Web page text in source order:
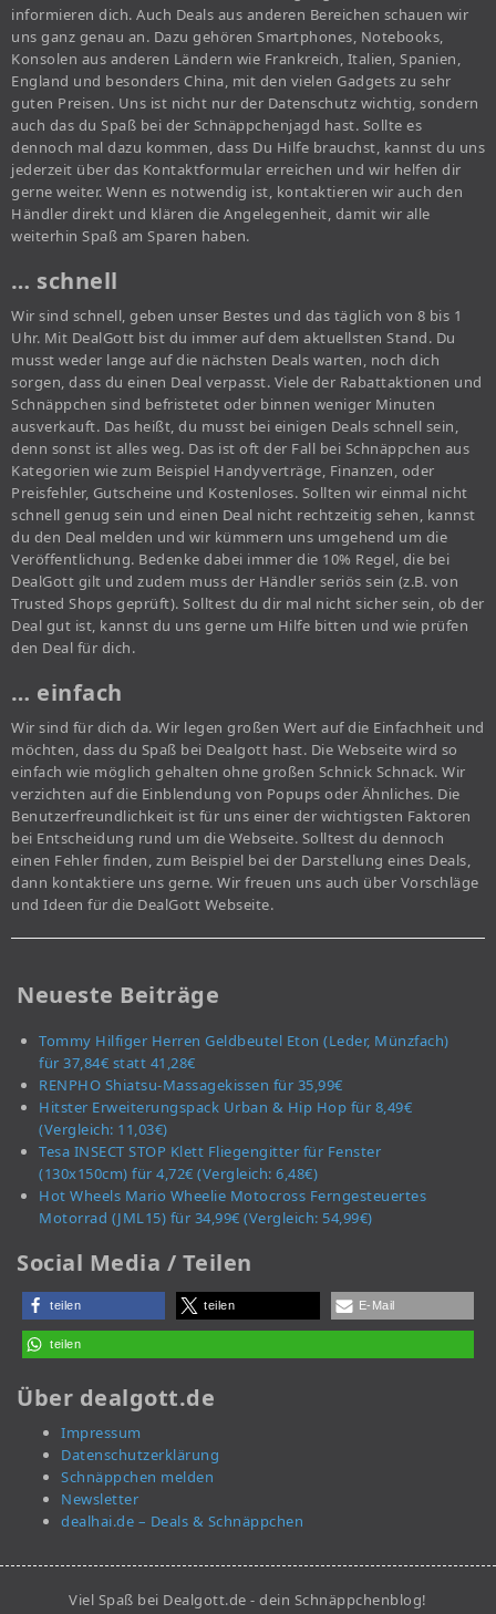
informieren dich. Auch Deals aus anderen Bereichen schauen wir
uns ganz genau an. Dazu gehören Smartphones, Notebooks,
Konsolen aus anderen Ländern wie Frankreich, Italien, Spanien,
England und besonders China, mit den vielen Gadgets zu sehr
guten Preisen. Uns ist nicht nur der Datenschutz wichtig, sondern
auch das du Spaß bei der Schnäppchenjagd hast. Sollte es
dennoch mal dazu kommen, dass Du Hilfe brauchst, kannst du uns
jederzeit über das Kontaktformular erreichen und wir helfen dir
gerne weiter. Wenn es notwendig ist, kontaktieren wir auch den
Händler direkt und klären die Angelegenheit, damit wir alle
weiterhin Spaß am Sparen haben.
… schnell
Wir sind schnell, geben unser Bestes und das täglich von 8 bis 1
Uhr. Mit DealGott bist du immer auf dem aktuellsten Stand. Du
musst weder lange auf die nächsten Deals warten, noch dich
sorgen, dass du einen Deal verpasst. Viele der Rabattaktionen und
Schnäppchen sind befristetet oder binnen weniger Minuten
ausverkauft. Das heißt, du musst bei einigen Deals schnell sein,
denn sonst ist alles weg. Das ist oft der Fall bei Schnäppchen aus
Kategorien wie zum Beispiel Handyverträge, Finanzen, oder
Preisfehler, Gutscheine und Kostenloses. Sollten wir einmal nicht
schnell genug sein und einen Deal nicht rechtzeitig sehen, kannst
du den Deal melden und wir kümmern uns umgehend um die
Veröffentlichung. Bedenke dabei immer die 10% Regel, die bei
DealGott gilt und zudem muss der Händler seriös sein (z.B. von
Trusted Shops geprüft). Solltest du dir mal nicht sicher sein, ob der
Deal gut ist, kannst du uns gerne um Hilfe bitten und wie prüfen
den Deal für dich.
… einfach
Wir sind für dich da. Wir legen großen Wert auf die Einfachheit und
möchten, dass du Spaß bei Dealgott hast. Die Webseite wird so
einfach wie möglich gehalten ohne großen Schnick Schnack. Wir
verzichten auf die Einblendung von Popups oder Ähnliches. Die
Benutzerfreundlichkeit ist für uns einer der wichtigsten Faktoren
bei Entscheidung rund um die Webseite. Solltest du dennoch
einen Fehler finden, zum Beispiel bei der Darstellung eines Deals,
dann kontaktiere uns gerne. Wir freuen uns auch über Vorschläge
und Ideen für die DealGott Webseite.
Neueste Beiträge
Tommy Hilfiger Herren Geldbeutel Eton (Leder, Münzfach)
für 37,84€ statt 41,28€
RENPHO Shiatsu-Massagekissen für 35,99€
Hitster Erweiterungspack Urban & Hip Hop für 8,49€
(Vergleich: 11,03€)
Tesa INSECT STOP Klett Fliegengitter für Fenster
(130x150cm) für 4,72€ (Vergleich: 6,48€)
Hot Wheels Mario Wheelie Motocross Ferngesteuertes
Motorrad (JML15) für 34,99€ (Vergleich: 54,99€)
Social Media / Teilen
teilen teilen E-Mail
teilen
Über dealgott.de
Impressum
Datenschutzerklärung
Schnäppchen melden
Newsletter
dealhai.de – Deals & Schnäppchen
Viel Spaß bei Dealgott.de - dein Schnäppchenblog!